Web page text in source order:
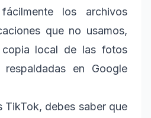
los archivos
que no usamos,
local de las fotos
en Google
TikTok, debes saber que